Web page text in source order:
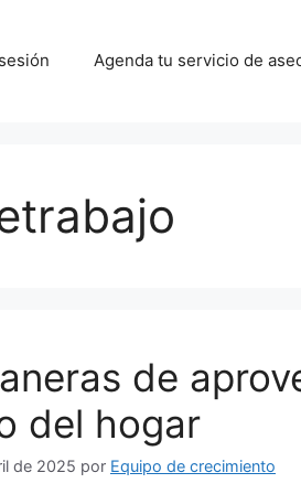
Agenda tu servicio de
de
del hogar
de 2025 por Equipo de crecimiento